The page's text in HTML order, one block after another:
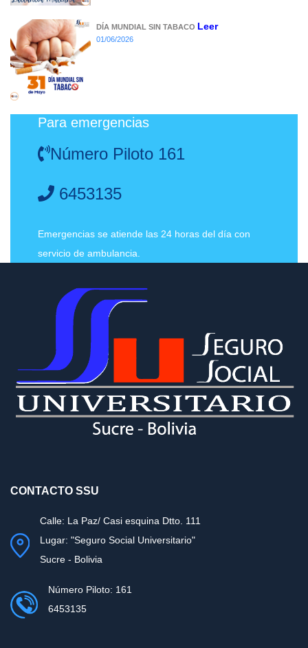
DÍA MUNDIAL SIN TABACO Leer
01/06/2026
Para emergencias
Número Piloto 161
6453135
Emergencias se atiende las 24 horas del día con
servicio de ambulancia.
CONTACTO SSU
Calle: La Paz/ Casi esquina Dtto. 111
Lugar: "Seguro Social Universitario"
Sucre - Bolivia
Número Piloto: 161
6453135